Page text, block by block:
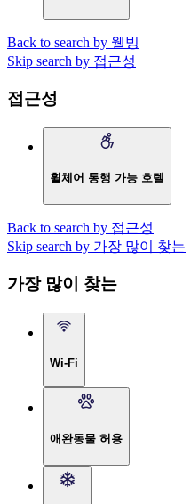
Back to search by 웰빙
Skip search by 접근성
접근성
휠체어 통행 가능 호텔
Back to search by 접근성
Skip search by 가장 많이 찾는
가장 많이 찾는
Wi-Fi
애완동물 허용